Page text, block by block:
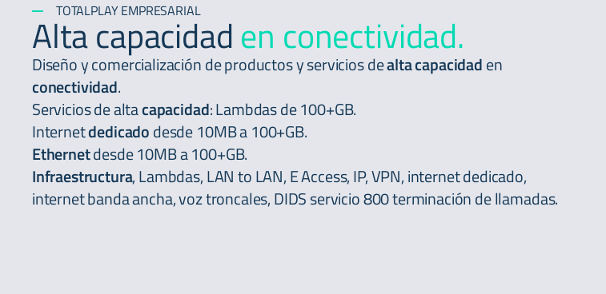
TOTALPLAY EMPRESARIAL
Alta capacidaden conectividad.
Diseño y comercialización de productos y servicios dealta capacidaden
conectividad.
Servicios de altacapacidad: Lambdas de 100+GB.
Internetdedicadodesde 10MB a 100+GB.
Ethernetdesde 10MB a 100+GB.
Infraestructura, Lambdas, LAN to LAN, E Access, IP, VPN, internet dedicado,
internet banda ancha, voz troncales, DIDS servicio 800 terminación de llamadas.